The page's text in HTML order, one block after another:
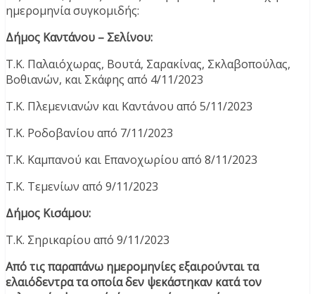
ημερομηνία συγκομιδής:
Δήμος Καντάνου – Σελίνου:
Τ.Κ. Παλαιόχωρας, Βουτά, Σαρακίνας, Σκλαβοπούλας,
Βοθιανών, και Σκάφης από 4/11/2023
Τ.Κ. Πλεμενιανών και Καντάνου από 5/11/2023
Τ.Κ. Ροδοβανίου από 7/11/2023
Τ.Κ. Καμπανού και Επανοχωρίου από 8/11/2023
Τ.Κ. Τεμενίων από 9/11/2023
Δήμος Κισάμου:
Τ.Κ. Σηρικαρίου από 9/11/2023
Από τις παραπάνω ημερομηνίες εξαιρούνται τα
ελαιόδεντρα τα οποία δεν ψεκάστηκαν κατά τον